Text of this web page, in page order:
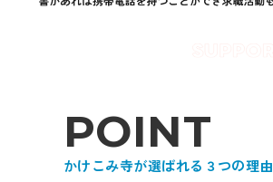
POINT
かけこみ寺が選ばれる３つの理由